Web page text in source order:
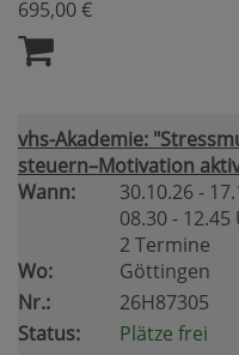
695,00 €
vhs-Akademie:
steuern–Motivation
Wann:
30.10.26 -
08.30 - 12.45
2 Termine
Wo:
Göttingen
Nr.:
26H87305
Status:
Plätze frei